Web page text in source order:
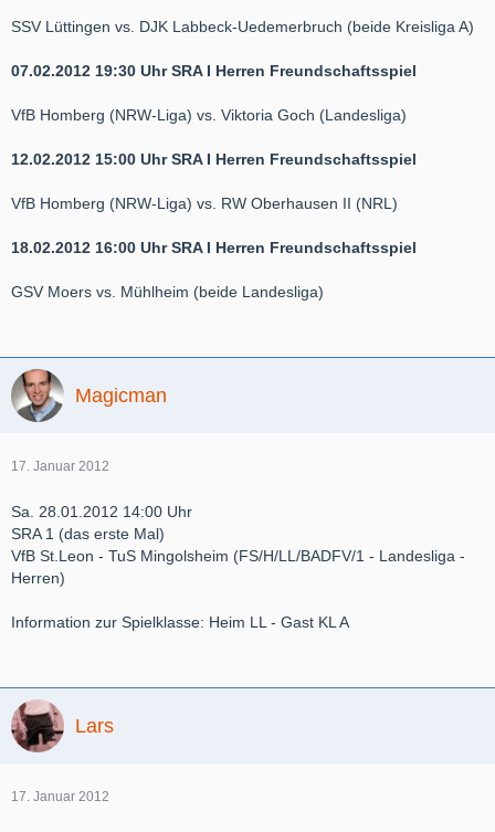
SSV Lüttingen vs. DJK Labbeck-Uedemerbruch (beide Kreisliga A)
07.02.2012 19:30 Uhr SRA I Herren Freundschaftsspiel
VfB Homberg (NRW-Liga) vs. Viktoria Goch (Landesliga)
12.02.2012 15:00 Uhr SRA I Herren Freundschaftsspiel
VfB Homberg (NRW-Liga) vs. RW Oberhausen II (NRL)
18.02.2012 16:00 Uhr SRA I Herren Freundschaftsspiel
GSV Moers vs. Mühlheim (beide Landesliga)
Magicman
17. Januar 2012
Sa. 28.01.2012 14:00 Uhr
SRA 1 (das erste Mal)
VfB St.Leon - TuS Mingolsheim (FS/H/LL/BADFV/1 - Landesliga -
Herren)
Information zur Spielklasse: Heim LL - Gast KL A
Lars
17. Januar 2012